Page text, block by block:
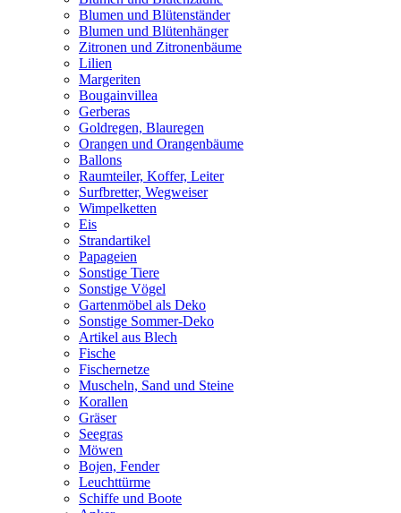
Blumen und Blütenständer
Blumen und Blütenhänger
Zitronen und Zitronenbäume
Lilien
Margeriten
Bougainvillea
Gerberas
Goldregen, Blauregen
Orangen und Orangenbäume
Ballons
Raumteiler, Koffer, Leiter
Surfbretter, Wegweiser
Wimpelketten
Eis
Strandartikel
Papageien
Sonstige Tiere
Sonstige Vögel
Gartenmöbel als Deko
Sonstige Sommer-Deko
Artikel aus Blech
Fische
Fischernetze
Muscheln, Sand und Steine
Korallen
Gräser
Seegras
Möwen
Bojen, Fender
Leuchttürme
Schiffe und Boote